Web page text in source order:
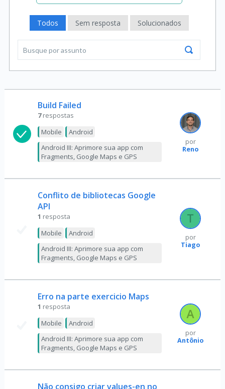
Todos Sem resposta Solucionados
Build Failed
7 respostas
Mobile
Android
Android III: Aprimore sua app com
Fragments, Google Maps e GPS
por
Reno
Conflito de bibliotecas Google
API
1 resposta
Mobile
Android
Android III: Aprimore sua app com
Fragments, Google Maps e GPS
por
Tiago
Erro na parte exercicio Maps
1 resposta
Mobile
Android
Android III: Aprimore sua app com
Fragments, Google Maps e GPS
por
Antônio
Não consigo criar values-en no